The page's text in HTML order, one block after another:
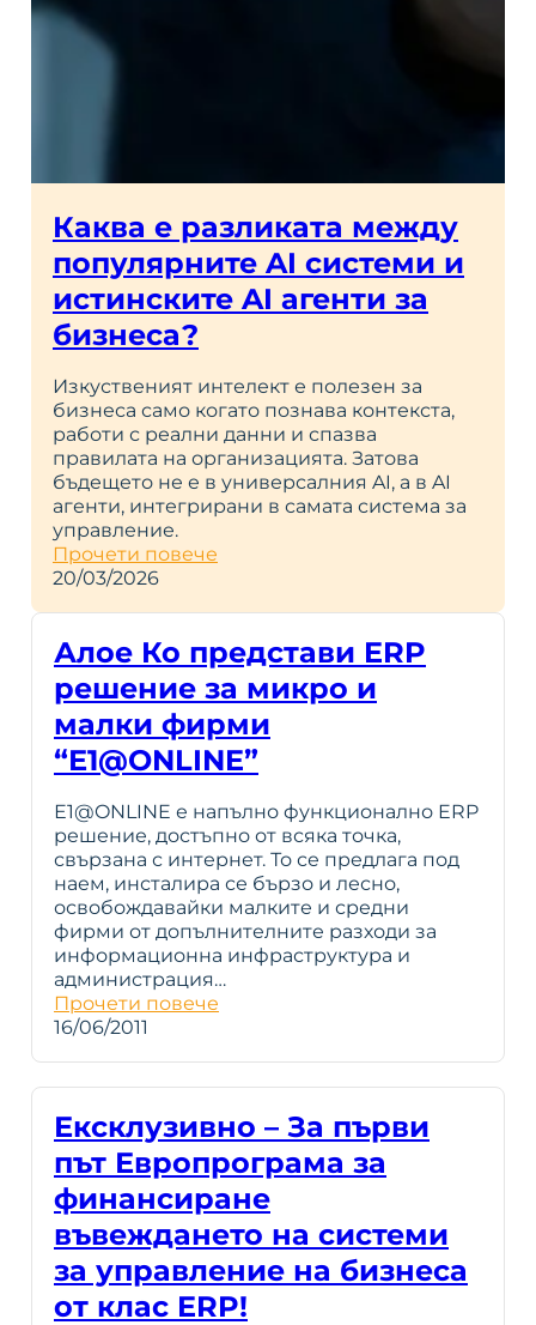
Каква е разликата между
популярните AI системи и
истинските AI агенти за
бизнеса?
Изкуственият интелект е полезен за
бизнеса само когато познава контекста,
работи с реални данни и спазва
правилата на организацията. Затова
бъдещето не е в универсалния AI, а в AI
агенти, интегрирани в самата система за
управление.
Прочети повече
20/03/2026
Алое Ко представи ERP
решение за микро и
малки фирми
“Е1@ONLINE”
Е1@ONLINE е напълно функционално ERP
решение, достъпно от всяка точка,
свързана с интернет. То се предлага под
наем, инсталира се бързо и лесно,
освобождавайки малките и средни
фирми от допълнителните разходи за
информационна инфраструктура и
администрация…
Прочети повече
16/06/2011
Ексклузивно – За първи
път Европрограма за
финансиране
въвеждането на системи
за управление на бизнеса
от клас ERP!